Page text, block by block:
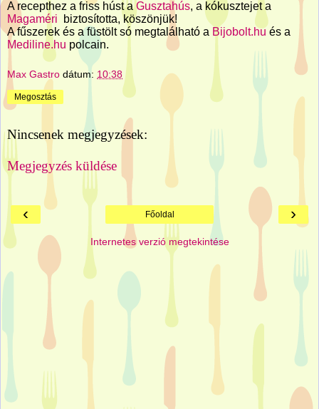
A recepthez a friss húst aGusztahús, a kókusztejet a
Magaméri
biztosította, köszönjük!
A fűszerek és a füstölt só megtalálható a Bijobolt.hu és a
Mediline.hu polcain.
Max Gastro dátum: 10:38
Megosztás
Nincsenek megjegyzések:
Megjegyzés küldése
‹ ›
Főoldal
Internetes verzió megtekintése